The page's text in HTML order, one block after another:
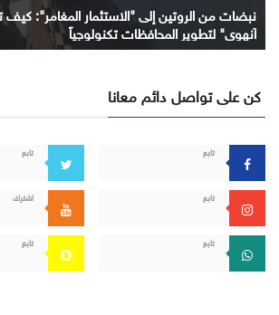
نبضات من الروتين إلى "الاستثمار المغامر": كيف
آنهوي" لتطوير المحافظات تكنولوجياً
كن على تواصل دائم معانا
تابع تابع
تابع اشترك
تابع تابع